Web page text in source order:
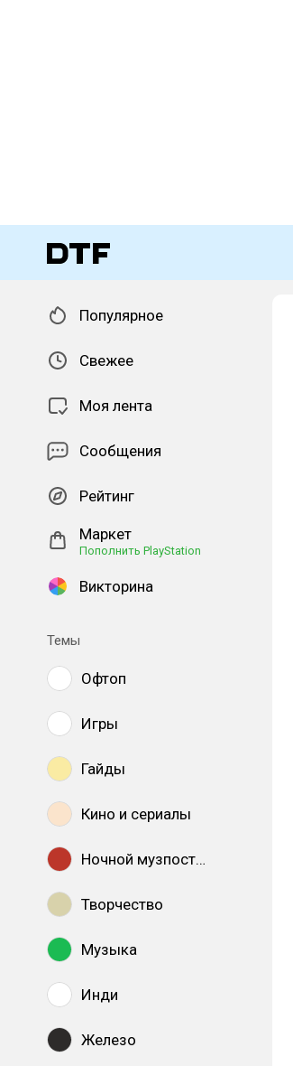
Популярное
Свежее
Моя лента
Сообщения
Рейтинг
Маркет
Пополнить PlayStation
Викторина
Темы
Офтоп
Игры
Гайды
Кино и сериалы
Ночной музпостинг
Творчество
Музыка
Инди
Железо